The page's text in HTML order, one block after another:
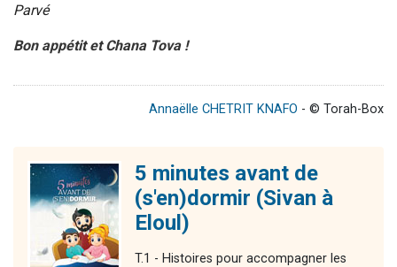
Parvé
Bon appétit etChana Tova !
Annaëlle CHETRIT KNAFO - © Torah-Box
5 minutes avant de
(s'en)dormir (Sivan à
Eloul)
T.1 - Histoires pour accompagner les